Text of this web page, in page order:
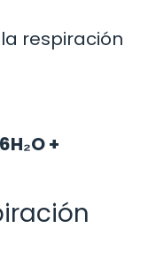
respiración
+